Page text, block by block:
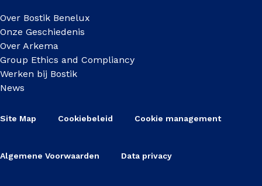
Over Bostik Benelux
Onze Geschiedenis
Over Arkema
Group Ethics and Compliancy
Werken bij Bostik
News
Site Map Cookiebeleid Cookie management
Algemene Voorwaarden Data privacy